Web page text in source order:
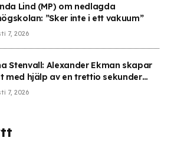
Lind (MP) om nedlagda
”Sker inte i ett vakuum”
7, 2026
Stenvall: Alexander Ekman skapar
med hjälp av en trettio sekunder
7, 2026